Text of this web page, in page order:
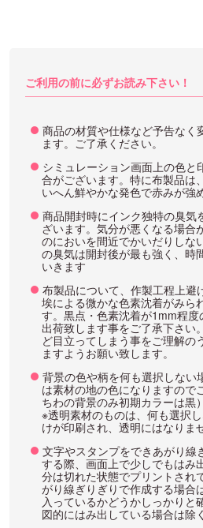
ご利用の前に必ずお読み下さい！
商品の材質や仕様など予告なく
ます。ご了承ください。
シミュレーション画面上の色と
合がございます。特に布製品は
いへん鮮やかな発色で赤みが強
商品開封時にインク独特の臭気
ざいます。気分が悪くなる場合
のにおいを間近でかいだりしな
の臭気は開封後が最も強く、時
いきます
布製品について、作製工程上避
埃による微かな色素沈着がみら
す。黒点・色素沈着が1mm程
出荷致します事をご了承下さい
ど目立ってしまう事をご理解の
ますようお願い致します。
背景の色や柄を何も選択しない
は素材の地の色になりますので
ちわの背景のみ初期カラーは黒）
※透明素材のものは、何も選択
けが印刷され、透明にはなりませ
文字やスタンプをできあがり線
する際、画面上で少しでもはみ
分は切れた状態でプリントされ
がり線ぎりぎりで作成する場合
入っているかどうかしっかりと
図的にはみ出している場合は除